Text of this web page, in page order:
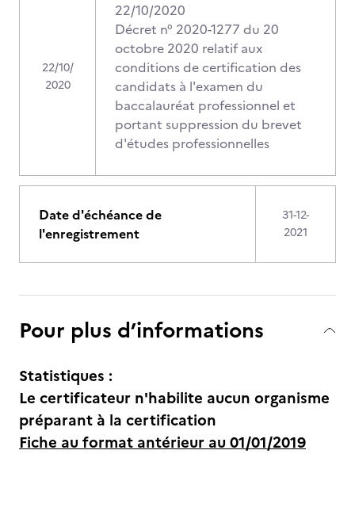
22/10/
2020
22/10/2020
Décret n° 2020-1277 du 20
octobre 2020 relatif aux
conditions de certification des
candidats à l'examen du
baccalauréat professionnel et
portant suppression du brevet
d'études professionnelles
Date d'échéance de
l'enregistrement
31-12-
2021
Pour plus d’informations
Statistiques :
Le certificateur n'habilite aucun organisme
préparant à la certification
Fiche au format antérieur au 01/01/2019